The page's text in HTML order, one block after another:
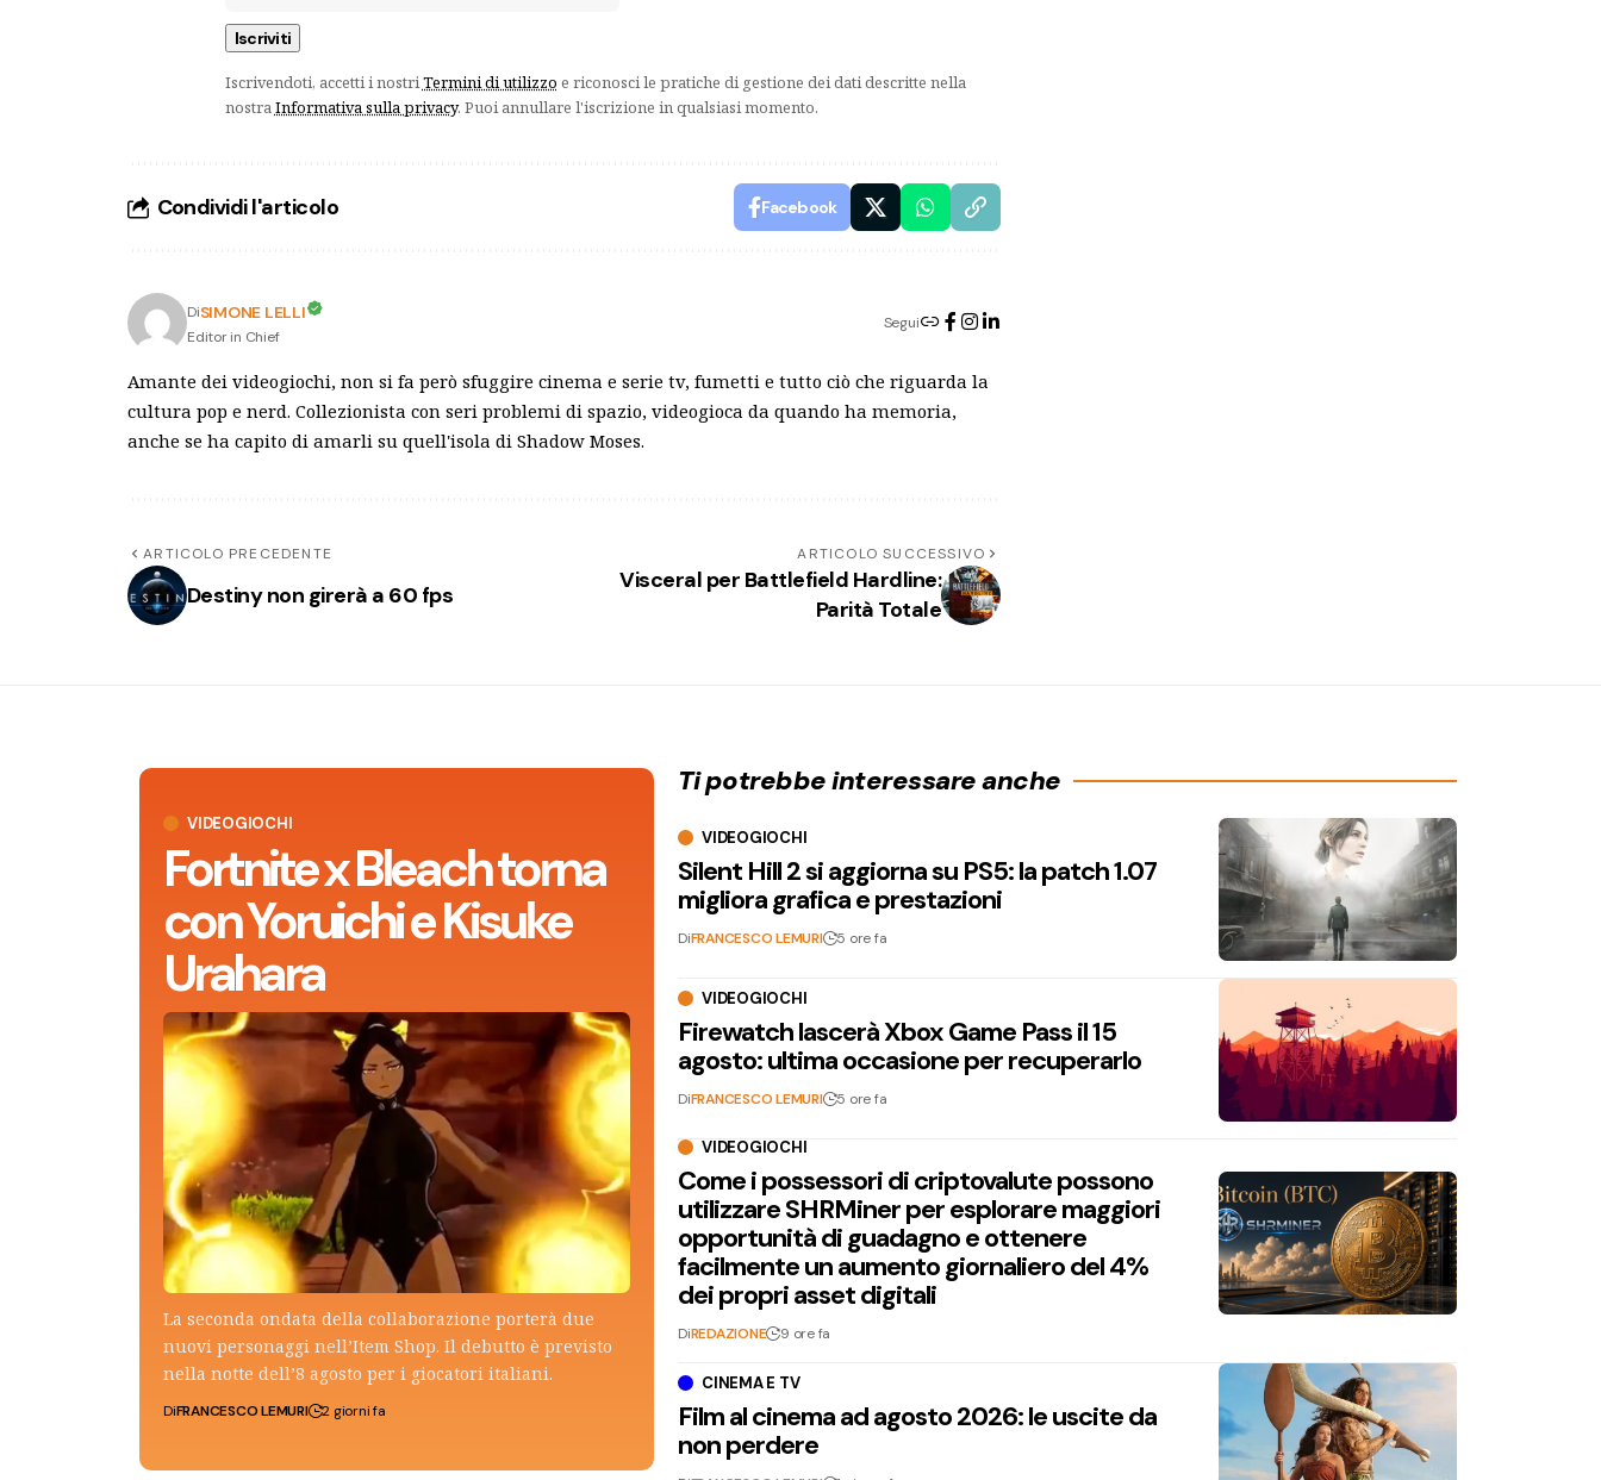
Iscrivendoti, accetti i nostriTermini di utilizzo e riconosci le pratiche di gestione dei dati descritte nella
nostraInformativa sulla privacy. Puoi annullare l'iscrizione in qualsiasi momento.
Condividi l'articolo Facebook
DiSIMONE LELLI
Editor in Chief
Segui
Amante dei videogiochi, non si fa però sfuggire cinema e serie tv, fumetti e tutto ciò che riguarda la
cultura pop e nerd. Collezionista con seri problemi di spazio, videogioca da quando ha memoria,
anche se ha capito di amarli su quell'isola di Shadow Moses.
ARTICOLO PRECEDENTE
Destiny non girerà a 60 fps
ARTICOLO SUCCESSIVO
Visceral per Battlefield Hardline:
Parità Totale
VIDEOGIOCHI
Fortnite x Bleach torna
con Yoruichi e Kisuke
Urahara
La seconda ondata della collaborazione porterà due
nuovi personaggi nell’Item Shop. Il debutto è previsto
nella notte dell’8 agosto per i giocatori italiani.
DiFRANCESCO LEMURI 2 giorni fa
Ti potrebbe interessare anche
VIDEOGIOCHI
Silent Hill 2 si aggiorna su PS5: la patch 1.07
migliora grafica e prestazioni
DiFRANCESCO LEMURI 5 ore fa
VIDEOGIOCHI
Firewatch lascerà Xbox Game Pass il 15
agosto: ultima occasione per recuperarlo
DiFRANCESCO LEMURI 5 ore fa
VIDEOGIOCHI
Come i possessori di criptovalute possono
utilizzare SHRMiner per esplorare maggiori
opportunità di guadagno e ottenere
facilmente un aumento giornaliero del 4%
dei propri asset digitali
DiREDAZIONE 9 ore fa
CINEMA E TV
Film al cinema ad agosto 2026: le uscite da
non perdere